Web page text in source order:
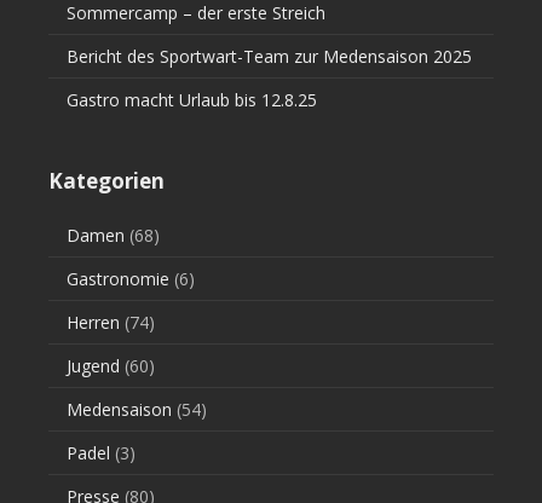
Sommercamp – der erste Streich
Bericht des Sportwart-Team zur Medensaison 2025
Gastro macht Urlaub bis 12.8.25
Kategorien
Damen (68)
Gastronomie (6)
Herren (74)
Jugend (60)
Medensaison (54)
Padel (3)
Presse (80)